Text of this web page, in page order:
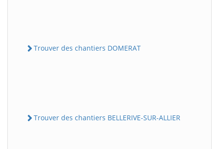
Trouver des chantiers DOMERAT
Trouver des chantiers BELLERIVE-SUR-ALLIER